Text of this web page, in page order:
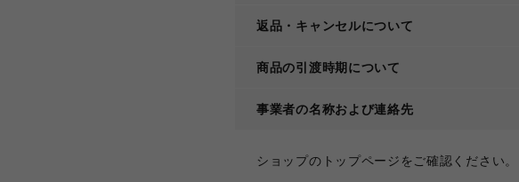
返品・キャンセルについて
商品の引渡時期について
事業者の名称および連絡先
ショップのトップページをご確認ください。